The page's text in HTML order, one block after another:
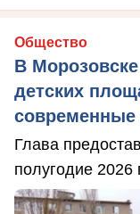
Общество
В
детских
Глава
полугодие 2026